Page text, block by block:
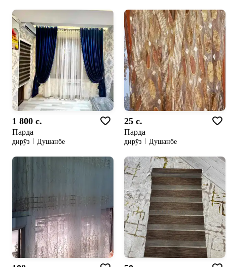
1 800 c.
Парда
дирӯз Душанбе
25 c.
Парда
дирӯз Душанбе